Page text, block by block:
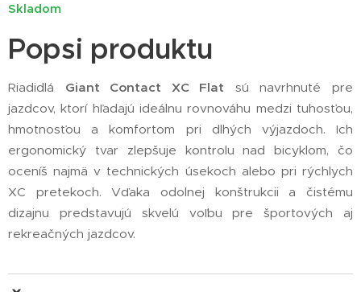
Skladom
Popsi produktu
Riadidlá Giant Contact XC Flat sú navrhnuté pre
jazdcov, ktorí hľadajú ideálnu rovnováhu medzi tuhosťou,
hmotnosťou a komfortom pri dlhých výjazdoch. Ich
ergonomický tvar zlepšuje kontrolu nad bicyklom, čo
oceníš najmä v technických úsekoch alebo pri rýchlych
XC pretekoch. Vďaka odolnej konštrukcii a čistému
dizajnu predstavujú skvelú voľbu pre športových aj
rekreačných jazdcov.